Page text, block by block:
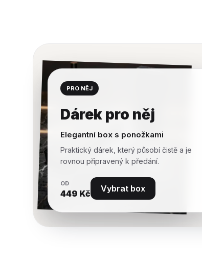
PRO NĚJ
Dárek pro něj
Elegantní box s ponožkami
Praktický dárek, který působí čistě a je
rovnou připravený k předání.
OD
449 Kč Vybrat box